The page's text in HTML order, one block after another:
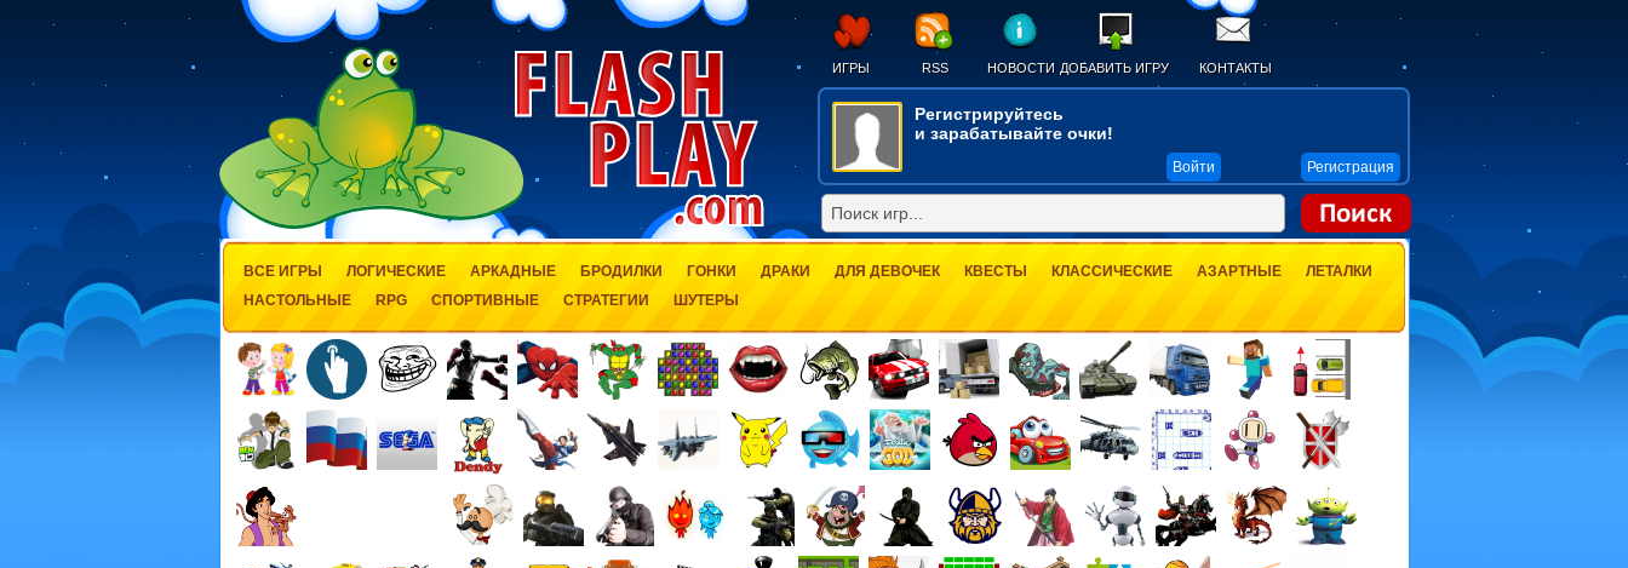
ИГРЫ RSS НОВОСТИ ДОБАВИТЬ ИГРУ КОНТАКТЫ
Регистрируйтесь
и зарабатывайте очки!
Войти Регистрация
ВСЕ ИГРЫ ЛОГИЧЕСКИЕ АРКАДНЫЕ БРОДИЛКИ ГОНКИ ДРАКИ ДЛЯ ДЕВОЧЕК КВЕСТЫ КЛАССИЧЕСКИЕ АЗАРТНЫЕ
ЛЕТАЛКИ
НАСТОЛЬНЫЕ
RPG СПОРТИВНЫЕ СТРАТЕГИИ ШУТЕРЫ